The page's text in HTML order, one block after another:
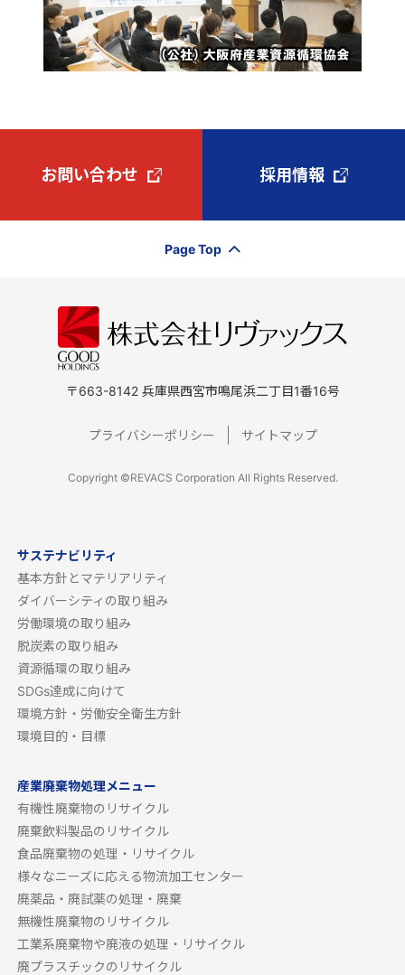
お問い合わせ 採用情報
Page Top
〒663-8142 兵庫県西宮市鳴尾浜二丁目1番16号
プライバシーポリシー サイトマップ
Copyright ©REVACS Corporation All Rights Reserved.
サステナビリティ
基本方針とマテリアリティ
ダイバーシティの取り組み
労働環境の取り組み
脱炭素の取り組み
資源循環の取り組み
SDGs達成に向けて
環境方針・労働安全衛生方針
環境目的・目標
産業廃棄物処理メニュー
有機性廃棄物のリサイクル
廃棄飲料製品のリサイクル
食品廃棄物の処理・リサイクル
様々なニーズに応える物流加工センター
廃薬品・廃試薬の処理・廃棄
無機性廃棄物のリサイクル
工業系廃棄物や廃液の処理・リサイクル
廃プラスチックのリサイクル